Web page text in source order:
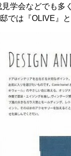
見学会などでも多
では『OLIVE』